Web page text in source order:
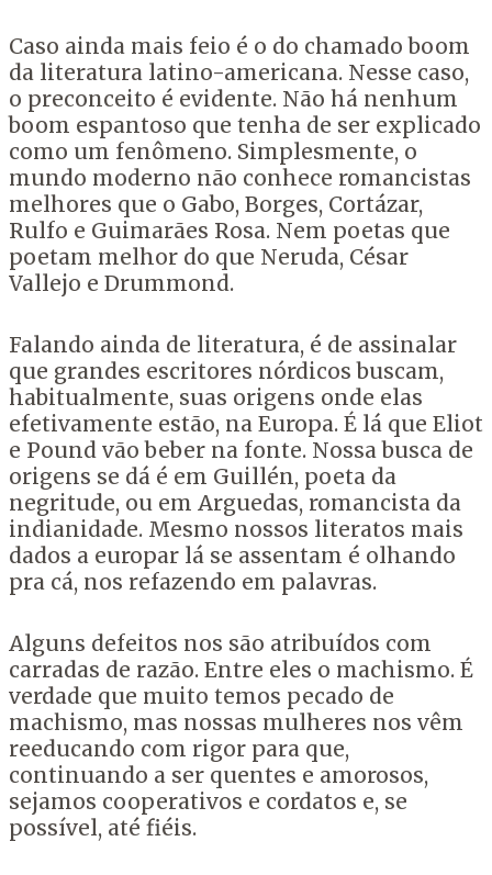
Caso ainda mais feio é o do chamado boom
da literatura latino-americana. Nesse caso,
o preconceito é evidente. Não há nenhum
boom espantoso que tenha de ser explicado
como um fenômeno. Simplesmente, o
mundo moderno não conhece romancistas
melhores que o Gabo, Borges, Cortázar,
Rulfo e Guimarães Rosa. Nem poetas que
poetam melhor do que Neruda, César
Vallejo e Drummond.
Falando ainda de literatura, é de assinalar
que grandes escritores nórdicos buscam,
habitualmente, suas origens onde elas
efetivamente estão, na Europa. É lá que Eliot
e Pound vão beber na fonte. Nossa busca de
origens se dá é em Guillén, poeta da
negritude, ou em Arguedas, romancista da
indianidade. Mesmo nossos literatos mais
dados a europar lá se assentam é olhando
pra cá, nos refazendo em palavras.
Alguns defeitos nos são atribuídos com
carradas de razão. Entre eles o machismo. É
verdade que muito temos pecado de
machismo, mas nossas mulheres nos vêm
reeducando com rigor para que,
continuando a ser quentes e amorosos,
sejamos cooperativos e cordatos e, se
possível, até fiéis.